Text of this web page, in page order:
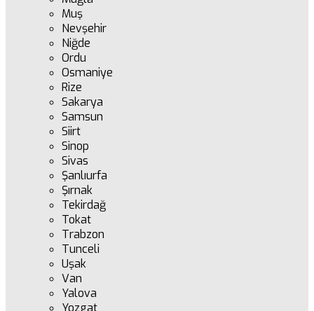
Muş
Nevşehir
Niğde
Ordu
Osmaniye
Rize
Sakarya
Samsun
Siirt
Sinop
Sivas
Şanlıurfa
Şırnak
Tekirdağ
Tokat
Trabzon
Tunceli
Uşak
Van
Yalova
Yozgat